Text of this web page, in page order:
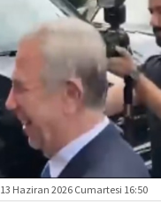
13 Haziran 2026 Cumartesi 16:50